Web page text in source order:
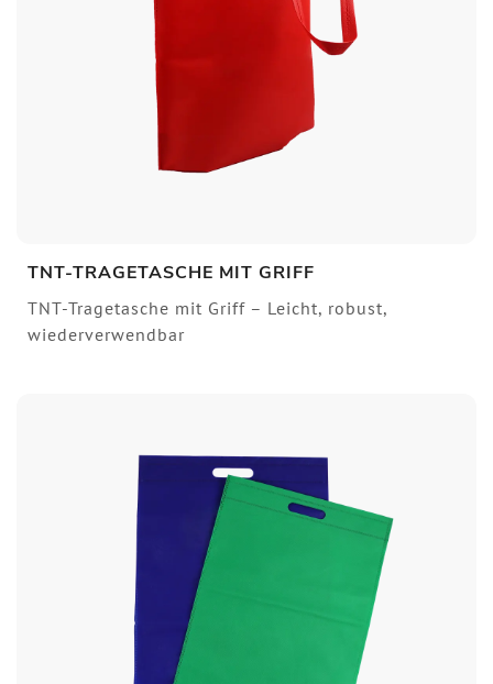
TNT-TRAGETASCHE MIT GRIFF
TNT-Tragetasche mit Griff – Leicht, robust,
wiederverwendbar